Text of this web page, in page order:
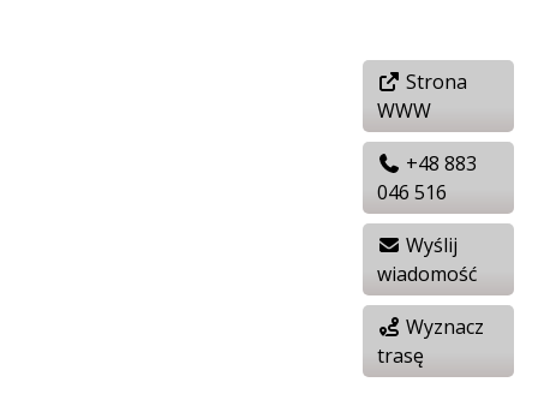
Strona
WWW
+48 883
046 516
Wyślij
wiadomość
Wyznacz
trasę